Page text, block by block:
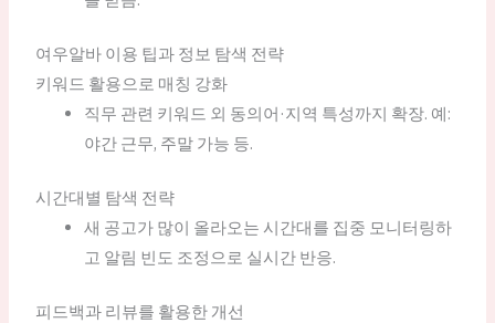
여우알바 이용 팁과 정보 탐색 전략
키워드 활용으로 매칭 강화
직무 관련 키워드 외 동의어·지역 특성까지 확장. 예:
야간 근무, 주말 가능 등.
시간대별 탐색 전략
새 공고가 많이 올라오는 시간대를 집중 모니터링하
고 알림 빈도 조정으로 실시간 반응.
피드백과 리뷰를 활용한 개선